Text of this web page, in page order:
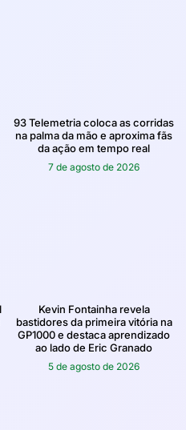
93 Telemetria coloca as corridas
na palma da mão e aproxima fãs
da ação em tempo real
7 de agosto de 2026
Kevin Fontainha revela
bastidores da primeira vitória na
GP1000 e destaca aprendizado
ao lado de Eric Granado
5 de agosto de 2026